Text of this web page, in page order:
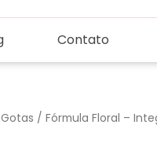
Contato
/ Fórmula Floral –